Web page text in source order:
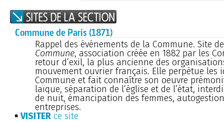
Commune de Paris (1871)
Rappel des événements de la Commune. Site
Commune, association créée en 1882 par les
retour d’exil, la plus ancienne des
mouvement ouvrier français. Elle perpétue les
Commune et fait connaître son oeuvre
laïque, séparation de l’église et de l’état,
de nuit, émancipation des femmes,
entreprises.
VISITER ce site